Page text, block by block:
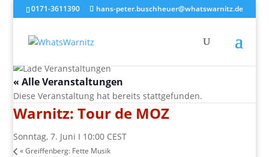
0171-3611390 hans-peter.buschheuer@whatswarnitz.de
« Alle Veranstaltungen
Diese Veranstaltung hat bereits stattgefunden.
Warnitz: Tour de MOZ
Sonntag, 7. Juni I 10:00 CEST
«Greiffenberg: Fette Musik